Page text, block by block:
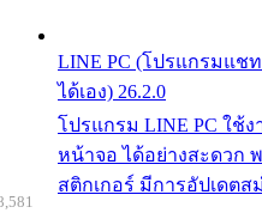
LINE PC (โปรแกรมแช
ได้เอง) 26.2.0
โปรแกรม LINE PC ใช้
หน้าจอ ได้อย่างสะดวก
สติกเกอร์ มีการอัปเดตส